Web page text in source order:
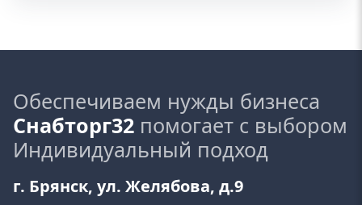
Обеспечиваем нужды бизнеса
Снабторг32 помогает с выбором
Индивидуальный подход
г. Брянск, ул. Желябова, д.9